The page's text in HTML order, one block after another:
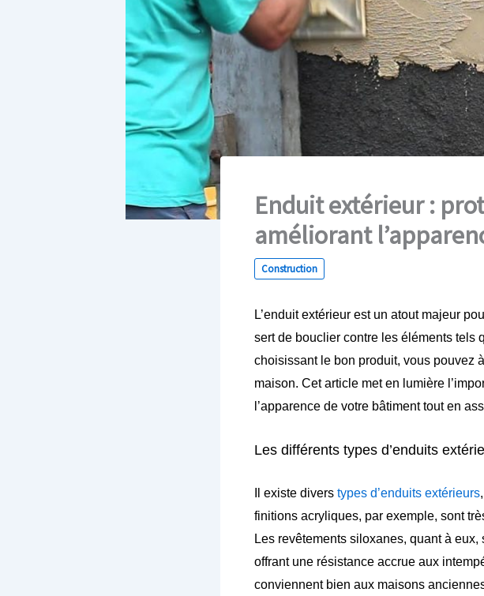
Enduit extérieur :
améliorant
Construction
L’enduit extérieur est un atout majeur
sert de bouclier contre les éléments tels
choisissant le bon produit, vous pouvez
maison. Cet article met en lumière
l’apparence de votre bâtiment tout en
Les différents types d’enduits
Il existe divers types d’enduits extérieurs
finitions acryliques, par exemple, sont
Les revêtements siloxanes, quant à
offrant une résistance accrue aux
conviennent bien aux maisons